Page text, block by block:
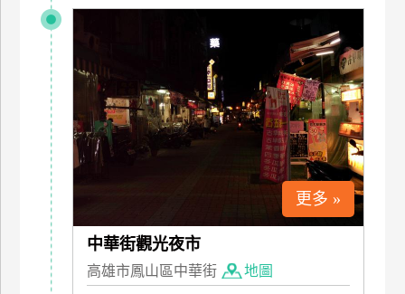
更多 »
中華街觀光夜市
高雄市鳳山區中華街 地圖